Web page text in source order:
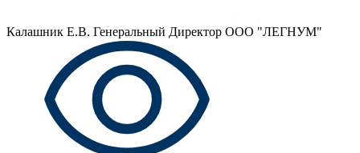
Калашник Е.В. Генеральный Директор ООО "ЛЕГНУМ"